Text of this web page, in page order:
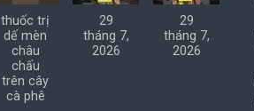
thuốc trị
dế mèn
châu
chấu
trên cây
cà phê
29
tháng 7,
2026
29
tháng 7,
2026